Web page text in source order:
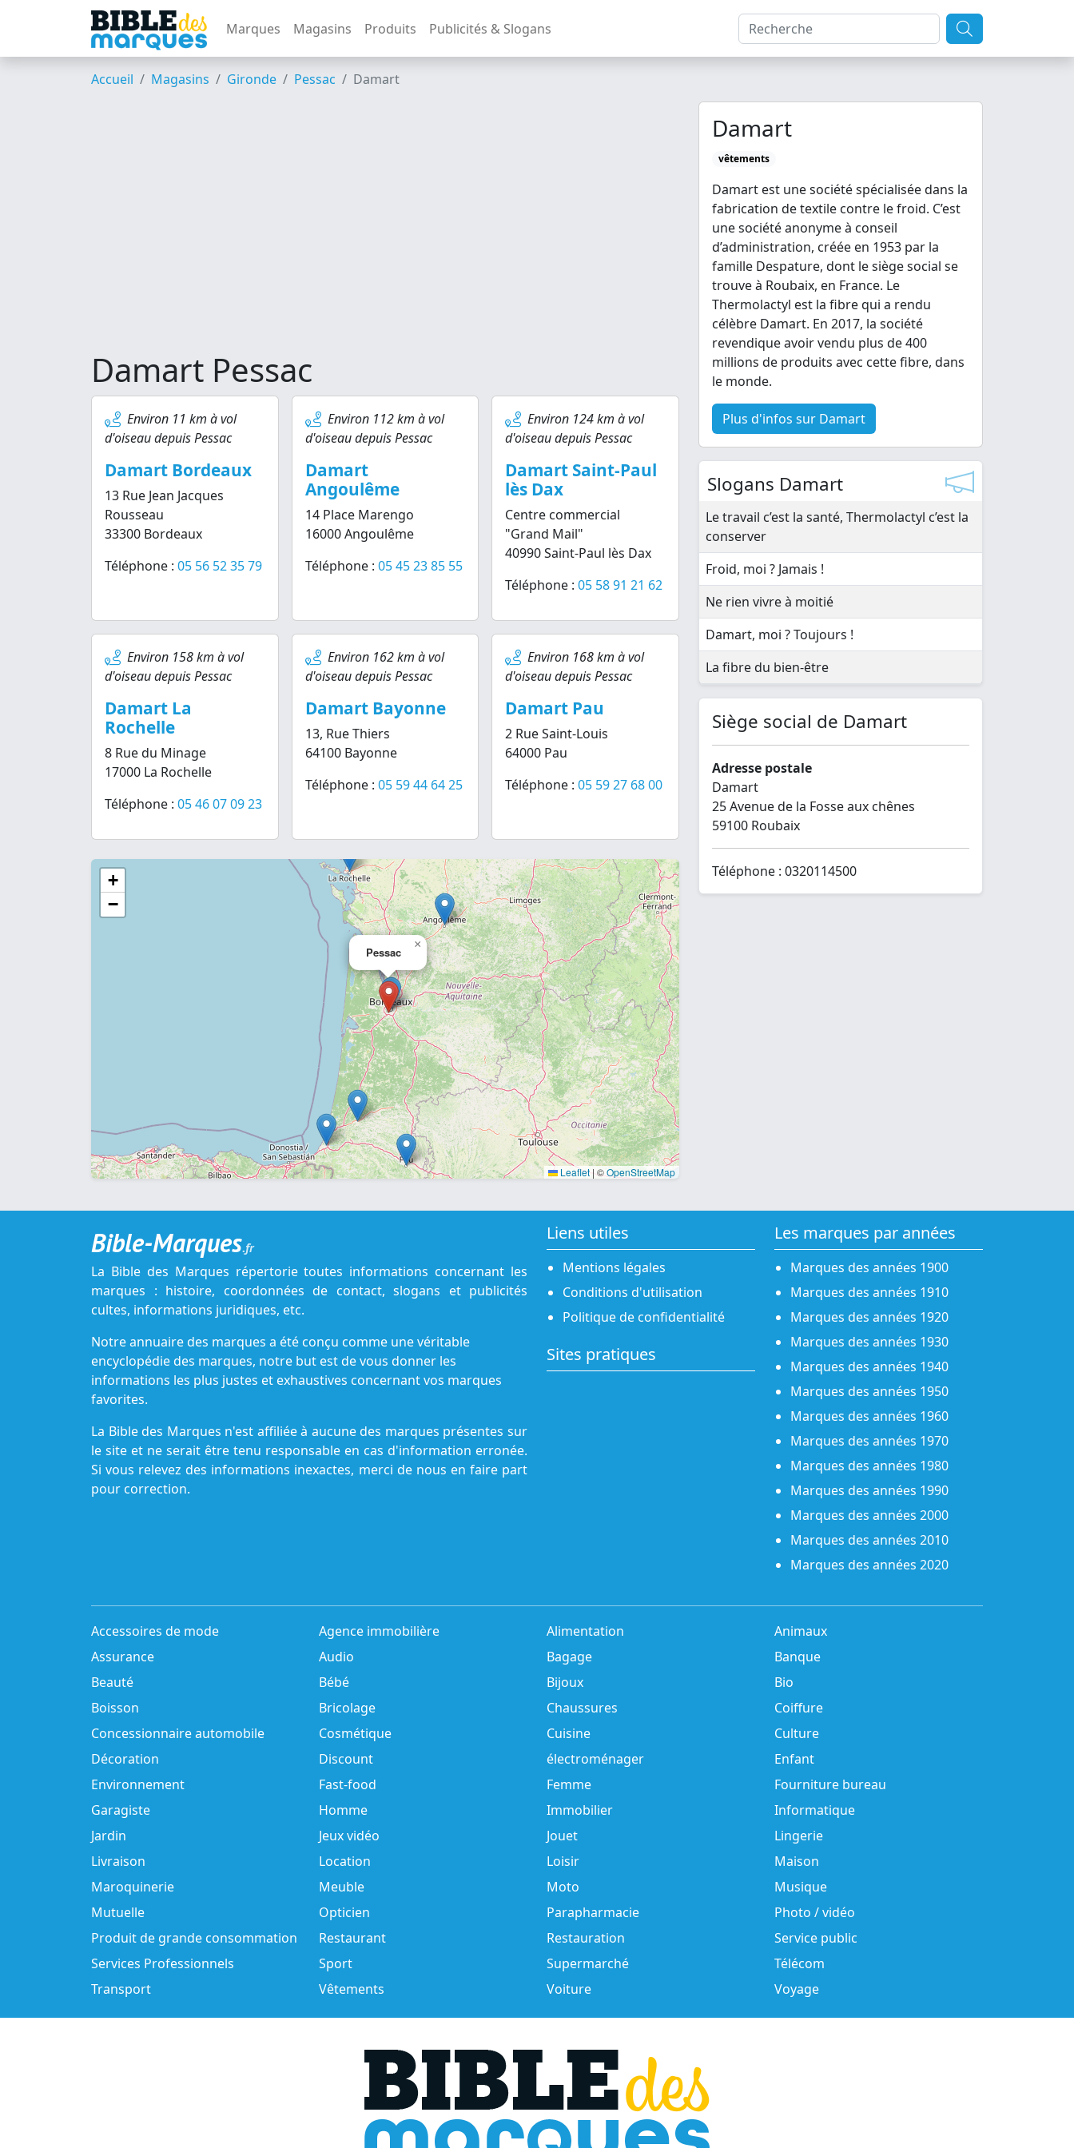
Marques Magasins Produits Publicités & Slogans
Accueil Magasins Gironde Pessac Damart
Damart Pessac
Environ 11 km à vol
d'oiseau depuis Pessac
Damart Bordeaux
13 Rue Jean Jacques
Rousseau
33300 Bordeaux
Téléphone : 05 56 52 35 79
Environ 112 km à vol
d'oiseau depuis Pessac
Damart
Angoulême
14 Place Marengo
16000 Angoulême
Téléphone : 05 45 23 85 55
Environ 124 km à vol
d'oiseau depuis Pessac
Damart Saint-Paul
lès Dax
Centre commercial
"Grand Mail"
40990 Saint-Paul lès Dax
Téléphone :05 58 91 21 62
Environ 158 km à vol
d'oiseau depuis Pessac
Damart La
Rochelle
8 Rue du Minage
17000 La Rochelle
Téléphone : 05 46 07 09 23
Environ 162 km à vol
d'oiseau depuis Pessac
Damart Bayonne
13, Rue Thiers
64100 Bayonne
Téléphone : 05 59 44 64 25
Environ 168 km à vol
d'oiseau depuis Pessac
Damart Pau
2 Rue Saint-Louis
64000 Pau
Téléphone :05 59 27 68 00
Pessac
×
+
−
Leaflet |©OpenStreetMap
Damart
vêtements
Damart est une société spécialisée dans la
fabrication de textile contre le froid. C’est
une société anonyme à conseil
d’administration, créée en 1953 par la
famille Despature, dont le siège social se
trouve à Roubaix, en France. Le
Thermolactyl est la fibre qui a rendu
célèbre Damart. En 2017, la société
revendique avoir vendu plus de 400
millions de produits avec cette fibre, dans
le monde.
Plus d'infos sur Damart
Slogans Damart
Le travail c’est la santé, Thermolactyl c’est la
conserver
Froid, moi ? Jamais !
Ne rien vivre à moitié
Damart, moi ? Toujours !
La fibre du bien-être
Siège social de Damart
Adresse postale
Damart
25 Avenue de la Fosse aux chênes
59100 Roubaix
Téléphone : 0320114500
Bible-Marques.fr
La Bible des Marques répertorie toutes informations concernant les
marques : histoire, coordonnées de contact, slogans et publicités
cultes, informations juridiques, etc.
Notre annuaire des marques a été conçu comme une véritable
encyclopédie des marques, notre but est de vous donner les
informations les plus justes et exhaustives concernant vos marques
favorites.
La Bible des Marques n'est affiliée à aucune des marques présentes sur
le site et ne serait être tenu responsable en cas d'information erronée.
Si vous relevez des informations inexactes, merci de nous en faire part
pour correction.
Liens utiles
Mentions légales
Conditions d'utilisation
Politique de confidentialité
Sites pratiques
Les marques par années
Marques des années 1900
Marques des années 1910
Marques des années 1920
Marques des années 1930
Marques des années 1940
Marques des années 1950
Marques des années 1960
Marques des années 1970
Marques des années 1980
Marques des années 1990
Marques des années 2000
Marques des années 2010
Marques des années 2020
Accessoires de mode Agence immobilière Alimentation
Animaux
Assurance
Audio Bagage
Banque
Beauté
Bébé Bijoux
Bio
Boisson
Bricolage Chaussures
Coiffure
Concessionnaire automobile
Cosmétique Cuisine
Culture
Décoration
Discount électroménager
Enfant
Environnement
Fast-food Femme
Fourniture bureau
Garagiste
Homme Immobilier
Informatique
Jardin
Jeux vidéo Jouet
Lingerie
Livraison
Location Loisir
Maison
Maroquinerie
Meuble Moto
Musique
Mutuelle
Opticien Parapharmacie
Photo / vidéo
Produit de grande consommation
Restaurant Restauration
Service public
Services Professionnels
Sport Supermarché
Télécom
Transport
Vêtements Voiture Voyage